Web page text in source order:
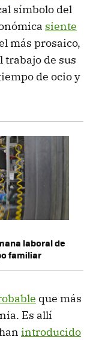
símbolo del
siente
más prosaico,
trabajo de sus
de ocio y
laboral de
familiar
que más
Es allí
introducido